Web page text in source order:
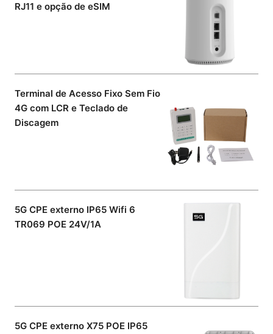
RJ11 e opção de eSIM
Terminal de Acesso Fixo Sem Fio
4G com LCR e Teclado de
Discagem
5G CPE externo IP65 Wifi 6
TR069 POE 24V/1A
5G CPE externo X75 POE IP65